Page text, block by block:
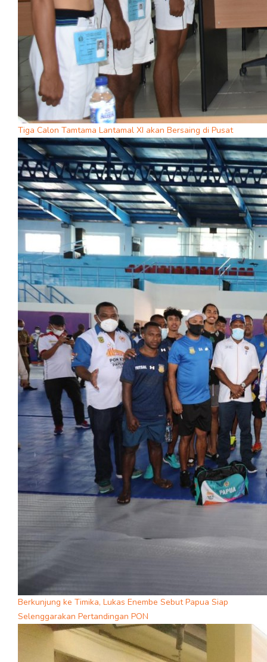
Tiga Calon Tamtama Lantamal XI akan Bersaing di Pusat
Berkunjung ke Timika, Lukas Enembe Sebut Papua Siap
Selenggarakan Pertandingan PON